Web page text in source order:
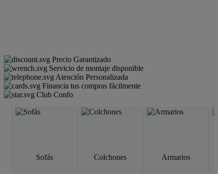
Precio Garantizado
Servicio de montaje disponible
Atención Personalizada
Financia tus compras fácilmente
Club Confo
Sofás Colchones Armarios